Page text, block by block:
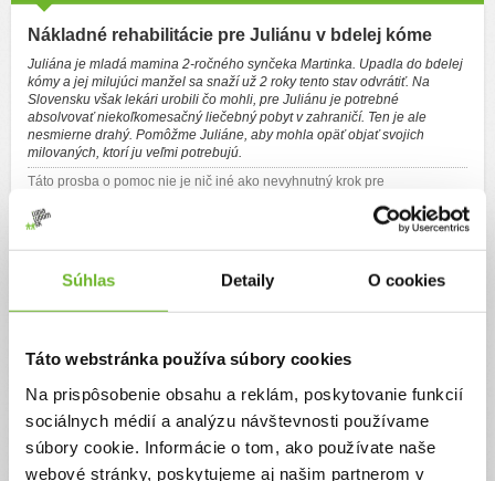
Súhlas Detaily O cookies
Táto webstránka používa súbory cookies
Na prispôsobenie obsahu a reklám, poskytovanie funkcií
sociálnych médií a analýzu návštevnosti používame
súbory cookie. Informácie o tom, ako používate naše
webové stránky, poskytujeme aj našim partnerom v
Nákladné rehabilitácie pre Juliánu v bdelej kóme
Juliána je mladá mamina 2-ročného synčeka Martinka. Upadla do bdelej
kómy a jej milujúci manžel sa snaží už 2 roky tento stav odvrátiť. Na
Slovensku však lekári urobili čo mohli, pre Juliánu je potrebné
absolvovať niekoľkomesačný liečebný pobyt v zahraničí. Ten je ale
nesmierne drahý. Pomôžme Juliáne, aby mohla opäť objať svojich
milovaných, ktorí ju veľmi potrebujú.
Táto prosba o pomoc nie je nič iné ako nevyhnutný krok pre
pre Juliánu. Juliána Kohútová je teraz 32 ročná mladá mamička z
Prešova, ktorá má s manželom Lukášom iba 2 ročného synčeka
vopred tešila. Napriek tomu, aké je to ťažké, tak jej celá rodina
neprestáva veriť, že sa z toho dostane a dokáže svojich najbližších
Lukášom úspešne narodil Martinko, vytúžený chlapček, ktorý bol od
začiatku obklopený nehynúcou láskou. Bohužia, v decembri 2020 sa
ako zodpovedná mamina nenechávala nič na náhodu. Táto kontrolná
návšteva ambulancie však nedopadla najlepšie. Diagnostikovali jej
zhoršenie činnosti plastiky operovanej aortálnej chlopne a vykonali
ďalšie potrebné vyšetrenia. Na základe nepriaznivých výsledkov a
odporúčaní lekárov, ktorých sa držala v tej najlepšej viere, podstúpila dňa
26. januára 2021 druhú operáciu mladého srdiečka. Šlo o reoperáciu, pri